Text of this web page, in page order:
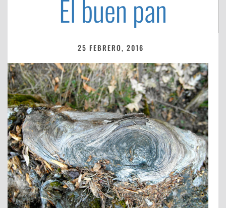
El buen pan
25 FEBRERO, 2016